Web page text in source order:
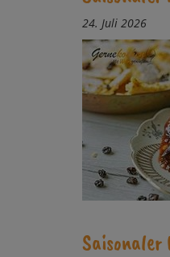
24. Juli 2026
Saisonaler